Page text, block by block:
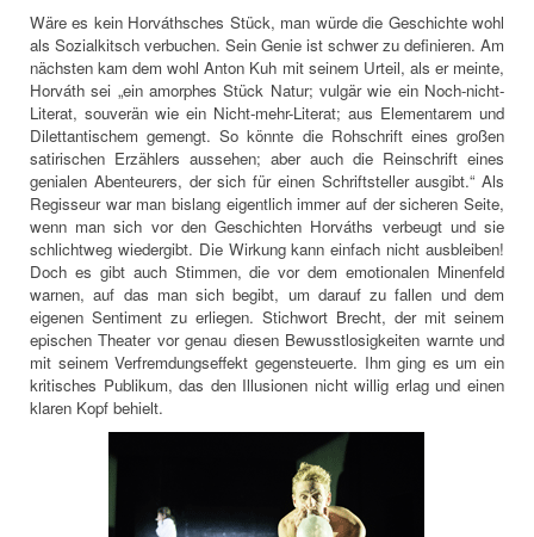
Wäre es kein Horváthsches Stück, man würde die Geschichte wohl
als Sozialkitsch verbuchen. Sein Genie ist schwer zu definieren. Am
nächsten kam dem wohl Anton Kuh mit seinem Urteil, als er meinte,
Horváth sei „ein amorphes Stück Natur; vulgär wie ein Noch-nicht-
Literat, souverän wie ein Nicht-mehr-Literat; aus Elementarem und
Dilettantischem gemengt. So könnte die Rohschrift eines großen
satirischen Erzählers aussehen; aber auch die Reinschrift eines
genialen Abenteurers, der sich für einen Schriftsteller ausgibt.“ Als
Regisseur war man bislang eigentlich immer auf der sicheren Seite,
wenn man sich vor den Geschichten Horváths verbeugt und sie
schlichtweg wiedergibt. Die Wirkung kann einfach nicht ausbleiben!
Doch es gibt auch Stimmen, die vor dem emotionalen Minenfeld
warnen, auf das man sich begibt, um darauf zu fallen und dem
eigenen Sentiment zu erliegen. Stichwort Brecht, der mit seinem
epischen Theater vor genau diesen Bewusstlosigkeiten warnte und
mit seinem Verfremdungseffekt gegensteuerte. Ihm ging es um ein
kritisches Publikum, das den Illusionen nicht willig erlag und einen
klaren Kopf behielt.